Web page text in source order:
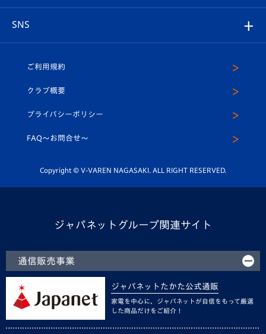
ホームタウン
平和祈念活動
ホームタウン活動
プレイヤーズスイート
店舗情報
U-18
スクール
SNS
ヴィヴィくんインスタグラム
公式LINE＠
ご利用規約
クラブ概要
プライバシーポリシー
FAQ〜お問合せ〜
Copyright © V-VAREN NAGASAKI. ALL RIGHT RESERVED.
ジャパネットグループ関連サイト
通信販売事業
ジャパネットたかた公式通販
家電を中心に、ジャパネットが自信をもって厳選
した商品だけをご紹介！